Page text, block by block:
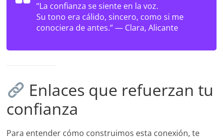
“La confianza se siente en la voz.
Su tono era cálido, sincero, como si me
conociera de antes.” — Clara, Alicante
Enlaces que refuerzan tu
confianza
Para entender cómo construimos esta conexión, te